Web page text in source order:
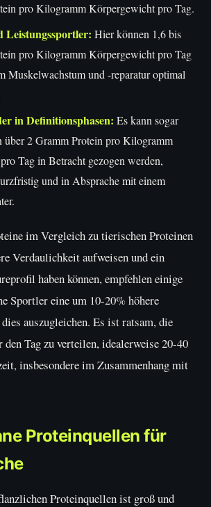
pro Kilogramm Körpergewicht pro Tag.
Hier können 1,6 bis
pro Kilogramm Körpergewicht pro Tag
Muskelwachstum und -reparatur optimal
in Definitionsphasen: Es kann sogar
über 2 Gramm Protein pro Kilogramm
Tag in Betracht gezogen werden,
und in Absprache mit einem
im Vergleich zu tierischen Proteinen
Verdaulichkeit aufweisen und ein
haben können, empfehlen einige
Sportler eine um 10-20% höhere
auszugleichen. Es ist ratsam, die
Tag zu verteilen, idealerweise 20-40
insbesondere im Zusammenhang mit
Proteinquellen für
Proteinquellen ist groß und